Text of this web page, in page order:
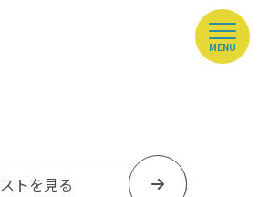
MENU
トを見る